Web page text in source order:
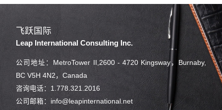
飞跃国际
Leap International Consulting Inc.
公司地址：MetroTower II,2600 - 4720 Kingsway，Burnaby,
BC V5H 4N2，Canada
咨询电话：1.778.321.2016
公司邮箱：info@leapinternational.net